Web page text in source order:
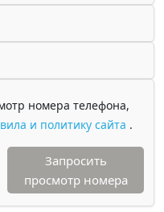
номера телефона,
и политику сайта .
Запросить
просмотр номера